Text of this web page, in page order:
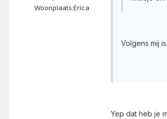
Woonplaats:Erica
Volgens mij
Yep dat heb je